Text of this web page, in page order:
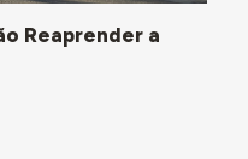
Reaprender a